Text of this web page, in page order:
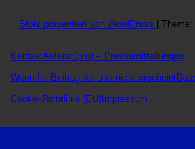
Stolz präsentiert von WordPress Theme:
KontaktAutoren(pm) – Pressemitteilungen
Wenn Ihr Beitrag bei uns nicht erscheint
Cookie-Richtlinie (EU) Impressum